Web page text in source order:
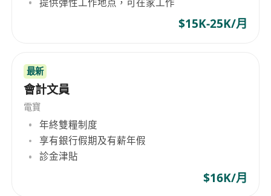
$15K-25K/月
最新
會計文員
電寶
年終雙糧制度
享有銀行假期及有薪年假
診金津貼
$16K/月